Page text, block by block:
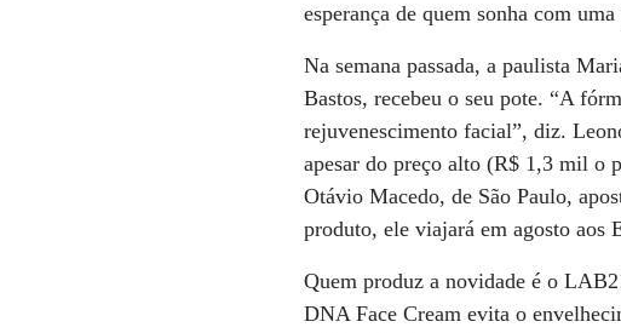
esperança de quem sonha com
Na semana passada, a paulista
Bastos, recebeu o seu pote. “A
rejuvenescimento facial”, diz.
apesar do preço alto (R$ 1,3 mil o
Otávio Macedo, de São Paulo,
produto, ele viajará em agosto aos
Quem produz a novidade é o
DNA Face Cream evita o